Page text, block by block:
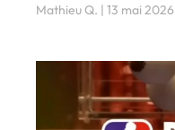
Mathieu Q. 13 mai 2026